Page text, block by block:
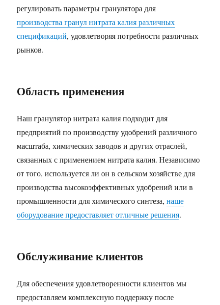
регулировать параметры гранулятора для
производства гранул нитрата калия различных
спецификаций, удовлетворяя потребности различных
рынков.
Область применения
Наш гранулятор нитрата калия подходит для
предприятий по производству удобрений различного
масштаба, химических заводов и других отраслей,
связанных с применением нитрата калия. Независимо
от того, используется ли он в сельском хозяйстве для
производства высокоэффективных удобрений или в
промышленности для химического синтеза,наше
оборудование предоставляет отличные решения.
Обслуживание клиентов
Для обеспечения удовлетворенности клиентов мы
предоставляем комплексную поддержку после